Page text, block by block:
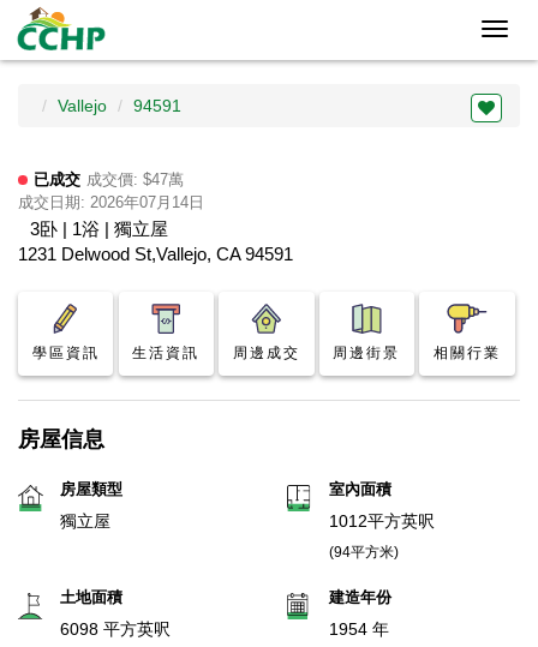
Vallejo 94591
已成交 成交價: $47萬
成交日期: 2026年07月14日
3卧 | 1浴 | 獨立屋
1231 Delwood St,Vallejo, CA 94591
學區資訊 生活資訊 周邊成交 周邊街景 相關行業
房屋信息
房屋類型
獨立屋
室內面積
1012平方英呎
(94平方米)
土地面積
6098 平方英呎
建造年份
1954 年